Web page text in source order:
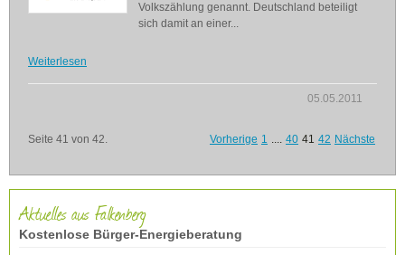
Volkszählung genannt. Deutschland beteiligt
sich damit an einer...
Weiterlesen
05.05.2011
Seite 41 von 42. Vorherige 1 .... 40 41 42 Nächste
Aktuelles aus Falkenberg
Kostenlose Bürger-Energieberatung